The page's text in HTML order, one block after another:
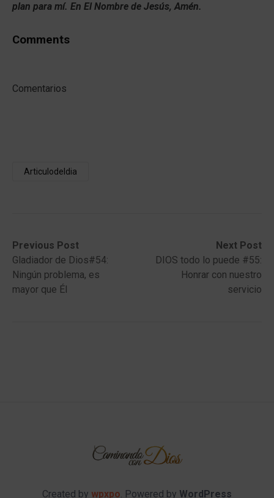
plan para mí. En El Nombre de Jesús, Amén.
Comments
Comentarios
Articulodeldia
Post
navigation
Previous Post
Previous
post:Gladiador de Dios#54:
Ningún problema, es
mayor que Él
Next Post
Next
post:
DIOS todo lo puede #55:
Honrar con nuestro
servicio
Created by wpxpo. Powered by WordPress